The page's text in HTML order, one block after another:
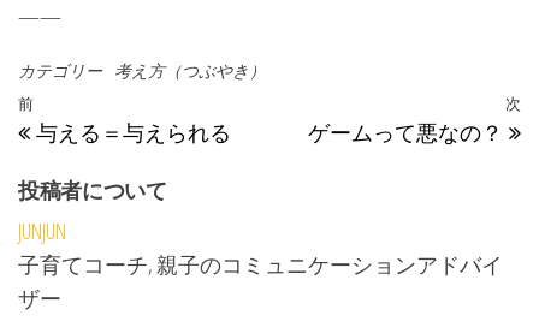
——
カテゴリー 考え方（つぶやき）
投稿ナビゲーション
過去の投稿
前
与える＝与えられる
次
ゲームって悪なの？
投稿者について
JUNJUN
子育てコーチ, 親子のコミュニケーションアドバイ
ザー